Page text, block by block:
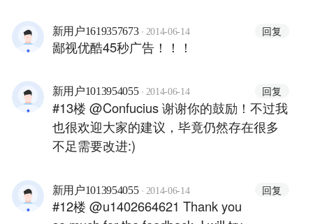
新用户1619357673 · 2014-06-14 回复
鄙视优酷45秒广告！！！
新用户1013954055 · 2014-06-14 回复
#13楼 @Confucius 谢谢你的鼓励！不过我
也很欢迎大家的建议，毕竟仍然存在很多
不足需要改进:)
新用户1013954055 · 2014-06-14 回复
#12楼 @u1402664621 Thank you